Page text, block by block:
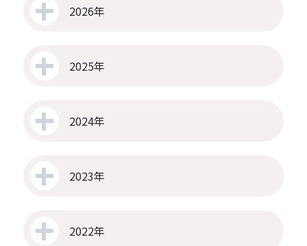
2026年
2025年
2024年
2023年
2022年